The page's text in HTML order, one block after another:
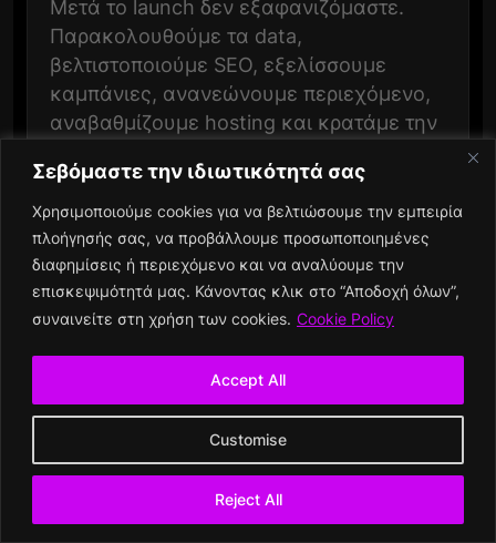
Σεβόμαστε την ιδιωτικότητά σας
Χρησιμοποιούμε cookies για να βελτιώσουμε την εμπειρία
πλοήγησής σας, να προβάλλουμε προσωποποιημένες
διαφημίσεις ή περιεχόμενο και να αναλύουμε την
επισκεψιμότητά μας. Κάνοντας κλικ στο “Αποδοχή όλων”,
συναινείτε στη χρήση των cookies. Cookie Policy
Customise
Reject All
Accept All
Μετά το launch δεν εξαφανιζόμαστε.
Παρακολουθούμε τα data,
βελτιστοποιούμε SEO, εξελίσσουμε
καμπάνιες, ανανεώνουμε περιεχόμενο,
αναβαθμίζουμε hosting και κρατάμε την
να ανεβαίνεις κάθε μήνα, όχι απλώς να
“υπάρχεις”.